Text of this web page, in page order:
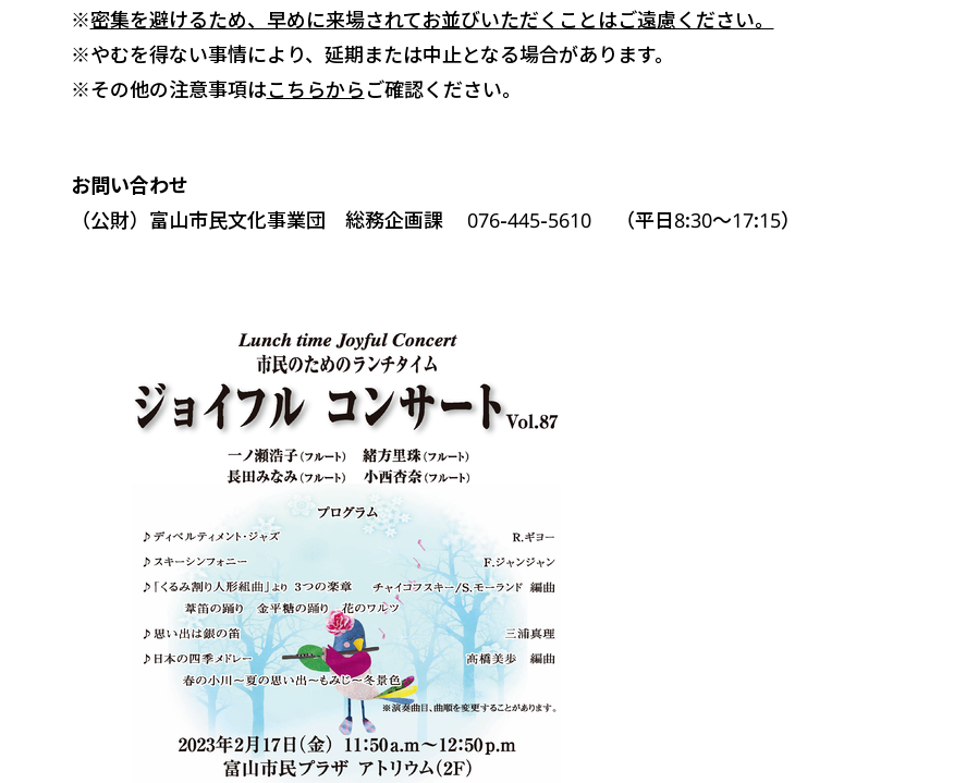
※密集を避けるため、早めに来場されてお並びいただくことはご遠慮ください。
※やむを得ない事情により、延期または中止となる場合があります。
※その他の注意事項はこちらからご確認ください。
お問い合わせ
（公財）富山市民文化事業団 総務企画課 076-445-5610 （平日8:30～17:15）